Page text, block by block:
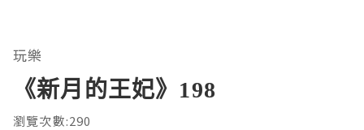
玩樂
《新月的王妃》198
瀏覽次數:290